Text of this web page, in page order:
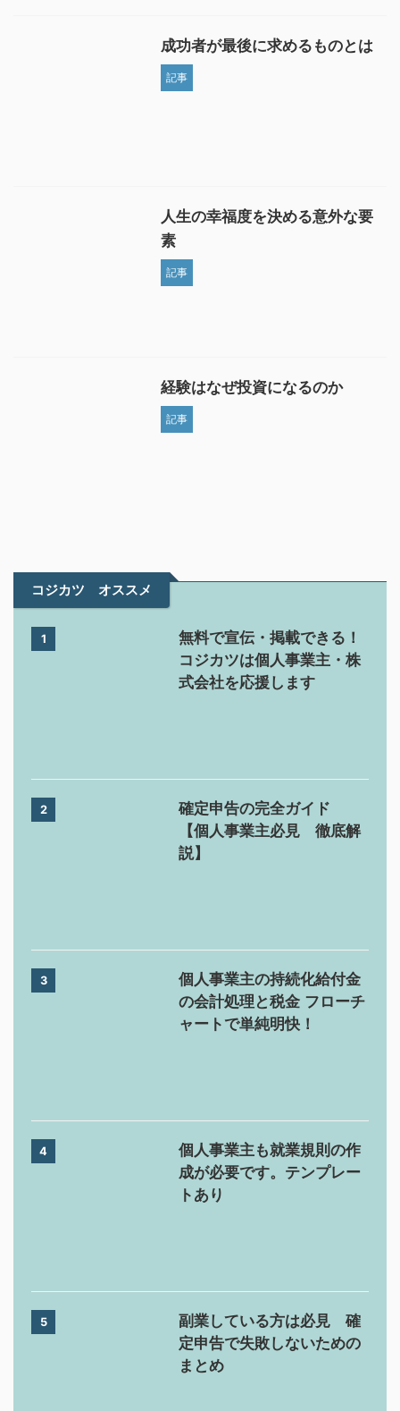
成功者が最後に求めるものとは
記事
人生の幸福度を決める意外な要
素
記事
経験はなぜ投資になるのか
記事
コジカツ オススメ
1
無料で宣伝・掲載できる！
コジカツは個人事業主・株
式会社を応援します
2
確定申告の完全ガイド
【個人事業主必見 徹底解
説】
3
個人事業主の持続化給付金
の会計処理と税金 フローチ
ャートで単純明快！
4
個人事業主も就業規則の作
成が必要です。テンプレー
トあり
5
副業している方は必見 確
定申告で失敗しないための
まとめ